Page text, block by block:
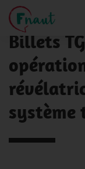
Panneau de gestion
NOS ACTUALITÉS
Billets
système